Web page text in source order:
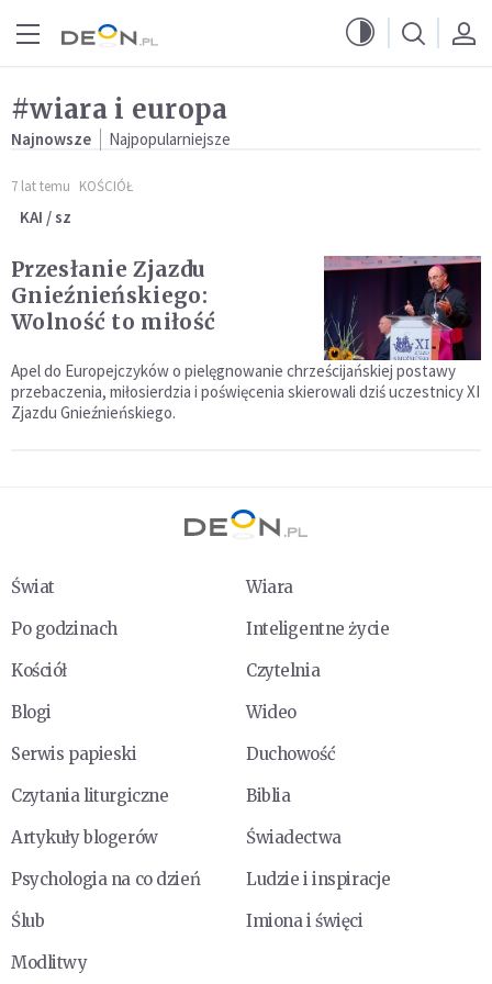
#wiara i europa
Najnowsze Najpopularniejsze
7 lat temu KOŚCIÓŁ
KAI / sz
Przesłanie Zjazdu
Gnieźnieńskiego:
Wolność to miłość
Apel do Europejczyków o pielęgnowanie chrześcijańskiej postawy
przebaczenia, miłosierdzia i poświęcenia skierowali dziś uczestnicy XI
Zjazdu Gnieźnieńskiego.
Świat
Wiara
Po godzinach
Inteligentne życie
Kościół
Czytelnia
Blogi
Wideo
Serwis papieski
Duchowość
Czytania liturgiczne
Biblia
Artykuły blogerów
Świadectwa
Psychologia na co dzień
Ludzie i inspiracje
Ślub
Imiona i święci
Modlitwy